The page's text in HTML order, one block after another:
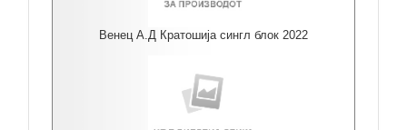
Венец А.Д Кратошија сингл блок 2022